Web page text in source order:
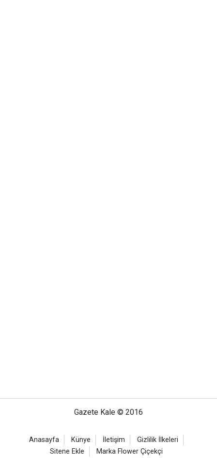
Gazete Kale © 2016
Anasayfa Künye İletişim
Gizlilik İlkeleri
Sitene Ekle
Marka Flower Çiçekçi